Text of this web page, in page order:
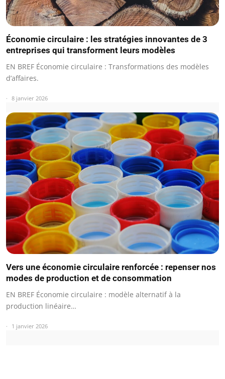
Économie circulaire : les stratégies innovantes de 3
entreprises qui transforment leurs modèles
EN BREF Économie circulaire : Transformations des modèles
d’affaires.
8 janvier 2026
Vers une économie circulaire renforcée : repenser nos
modes de production et de consommation
EN BREF Économie circulaire : modèle alternatif à la
production linéaire…
1 janvier 2026